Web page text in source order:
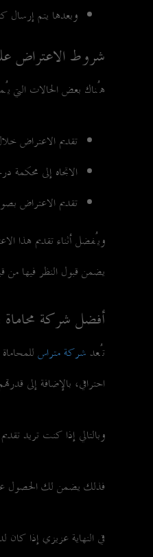
وبعدها يتم إرسال
شروط الاعتراض
هُناك بعض الحالات التي
تقديم الاعتراض
الاتجاه إلى محكمة
تقديم الاعتراض
ويُفضل أثناء تقديم هذا
يضمن قبول النظر فيها من
أفضل شركة محاماة
تُعد شركة متراس
احترافي، بالإضافة إلى
وبالتالي إذا كنت تريد
فذلك يضمن لك الحصول
في النهاية عزيزي إذا